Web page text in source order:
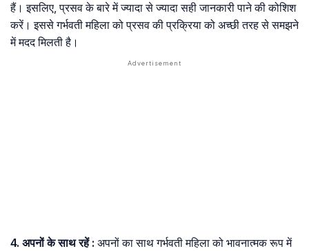
हैं। इसलिए, प्रसव के बारे में ज्यादा से ज्यादा सही जानकारी पाने की कोशिश
करें। इससे गर्भवती महिला को प्रसव की प्रक्रिया को अच्छी तरह से समझने
में मदद मिलती है।
4. अपनों के साथ रहें : अपनों का साथ गर्भवती महिला को भावनात्मक रूप में